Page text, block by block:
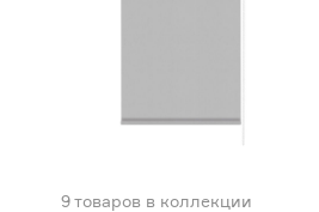
9товаров в коллекции